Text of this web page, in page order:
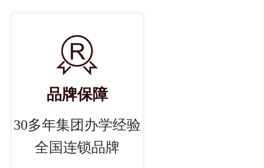
品牌保障
30多年集团办学经验
全国连锁品牌